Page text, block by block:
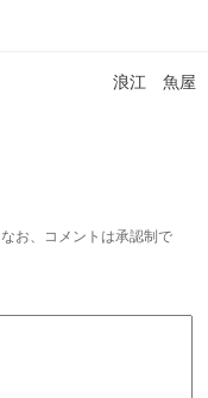
浪江 魚屋
お、コメントは承認制で